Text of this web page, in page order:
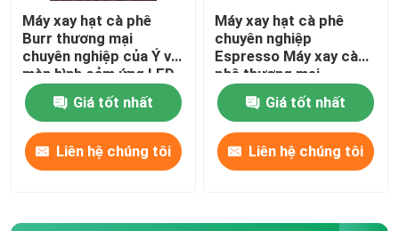
Máy xay hạt cà phê
Burr thương mại
chuyên nghiệp của Ý với
màn hình cảm ứng LED
Giá tốt nhất
Liên hệ chúng tôi
Máy xay hạt cà phê
chuyên nghiệp
Espresso Máy xay cà
phê thương mại
Giá tốt nhất
Liên hệ chúng tôi